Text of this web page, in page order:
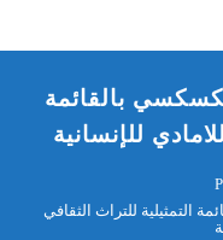
بالقائمة
للإنسانية
التمثيلية للتراث الثقافي